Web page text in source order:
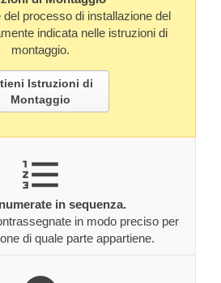
processo di installazione del
indicata nelle istruzioni di
montaggio.
Istruzioni di
Montaggio
in sequenza.
in modo preciso per
di quale parte appartiene.